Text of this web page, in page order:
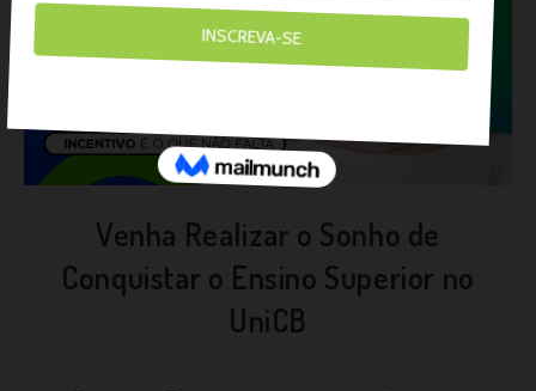
Venha Realizar o Sonho de
Conquistar o Ensino Superior no
UniCB